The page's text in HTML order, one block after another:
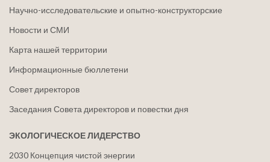
Научно-исследовательские и опытно-конструкторские
Новости и СМИ
Карта нашей территории
Информационные бюллетени
Совет директоров
Заседания Совета директоров и повестки дня
ЭКОЛОГИЧЕСКОЕ ЛИДЕРСТВО
2030 Концепция чистой энергии